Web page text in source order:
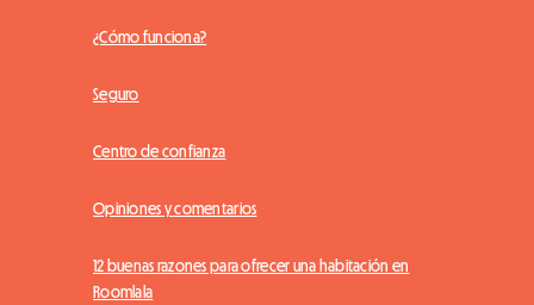
¿Cómo funciona?
Seguro
Centro de confianza
Opiniones y comentarios
12 buenas razones para ofrecer una habitación en
Roomlala